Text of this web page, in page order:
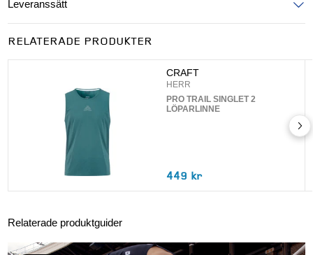
Leveranssätt
Ange postnummer för att se leveranssätt
RELATERADE PRODUKTER
CRAFT
HERR
PRO TRAIL SINGLET 2
LÖPARLINNE
449 kr
Relaterade produktguider